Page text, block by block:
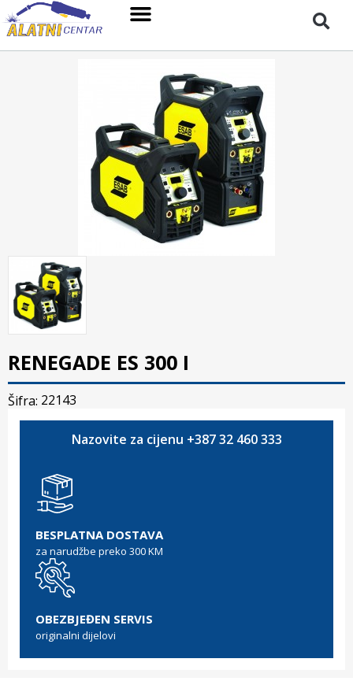
RENEGADE ES 300 I
Šifra: 22143
Nazovite za cijenu +387 32 460 333
BESPLATNA DOSTAVA
za narudžbe preko 300 KM
OBEZBJEĐEN SERVIS
originalni dijelovi